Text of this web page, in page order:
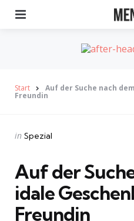
Start Auf der Suche nach
Freundin
Categories
Posted
in Spezial
Auf der
idale
Freundin